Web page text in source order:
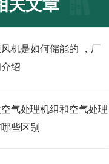
关文章
机是如何储能的 ，厂
绍
气处理机组和空气处理
些区别